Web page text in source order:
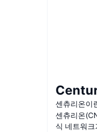
센츄리온이
센츄리온
식 네트워